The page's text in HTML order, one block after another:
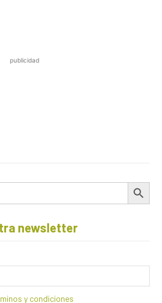
publicidad
Botón de
newsletter
y condiciones